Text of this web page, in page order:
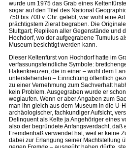
wurde um 1975 das Grab eines
sogar auf den Titel des National
750 bis 700 v. Chr. gelebt, war wohl eine
prächtigstem Zierat begraben. Die
Stuttgart; Repliken aller Gegenstände und
Hochdorf, wo der aufgegrabene Tumulus
Museum besichtigt werden kann.
Dieser Keltenfürst von Hochdorf hatte im
verfassungsfeindliche Symbole:
Hakenkreuzen, die in einer – wohl dem
unterstehenden – Einrichtung öffentlich
zu einer Vernehmung zum Sachverhalt
kein Problem. Ausgegraben wurde er
weglaufen. Wenn er aber Angaben zum
man ihn gleich aus dem Museum in die U-
archäologischer, fachkundiger Aufsicht,
Delinquent als Kelte ja Angehöriger eines
also der begründete Anfangsverdacht, daß
Fremdenhaß verwendet hat, weil er keine
dabei zur Erlangung seiner Machtstellung